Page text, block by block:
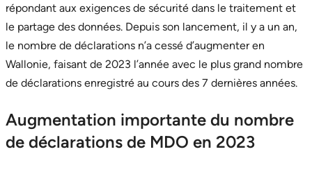
répondant aux exigences de sécurité dans le traitement et
le partage des données. Depuis son lancement, il y a un an,
le nombre de déclarations n’a cessé d’augmenter en
Wallonie, faisant de 2023 l’année avec le plus grand nombre
de déclarations enregistré au cours des 7 dernières années.
Augmentation importante du nombre
de déclarations de MDO en 2023